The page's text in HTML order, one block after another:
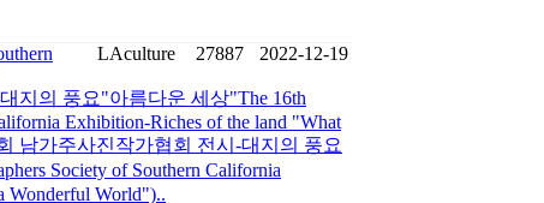
LAculture 27887 2022-12-19
지의 풍요"아름다운 세상"The 16th
Exhibition-Riches of the land "What
남가주사진작가협회 전시-대지의 풍요
Society of Southern California
Wonderful World")..